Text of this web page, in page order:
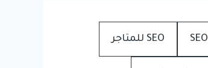
SEO SEO للمتاجر